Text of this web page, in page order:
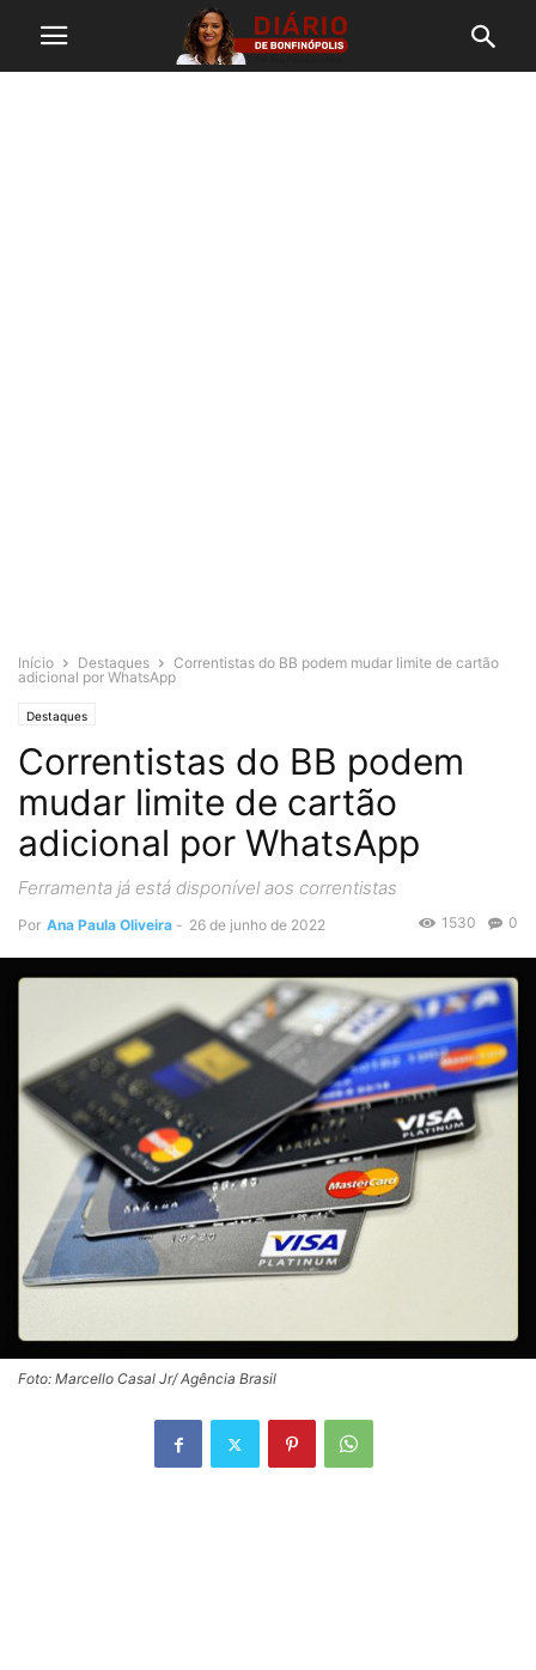
Início Destaques
Correntistas do BB podem mudar limite de cartão
adicional por WhatsApp
Destaques
Correntistas do BB podem
mudar limite de cartão
adicional por WhatsApp
Ferramenta já está disponível aos correntistas
Por Ana Paula Oliveira - 26 de junho de 2022 0
1530
Foto: Marcello Casal Jr/ Agência Brasil